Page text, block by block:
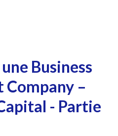
Business
Company –
- Partie